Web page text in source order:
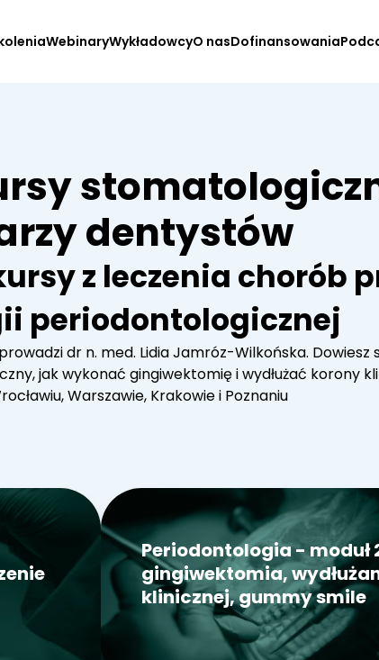
WebinaryWykładowcyO nasDofinansowania
dentystów
z leczenia chorób
periodontologicznej
dr n. med. Lidia Jamróz-Wilkońska.
jak wykonać gingiwektomię i wydłużać korony
Warszawie, Krakowie i Poznaniu
Periodontologia - moduł
gingiwektomia,
klinicznej, gummy smile